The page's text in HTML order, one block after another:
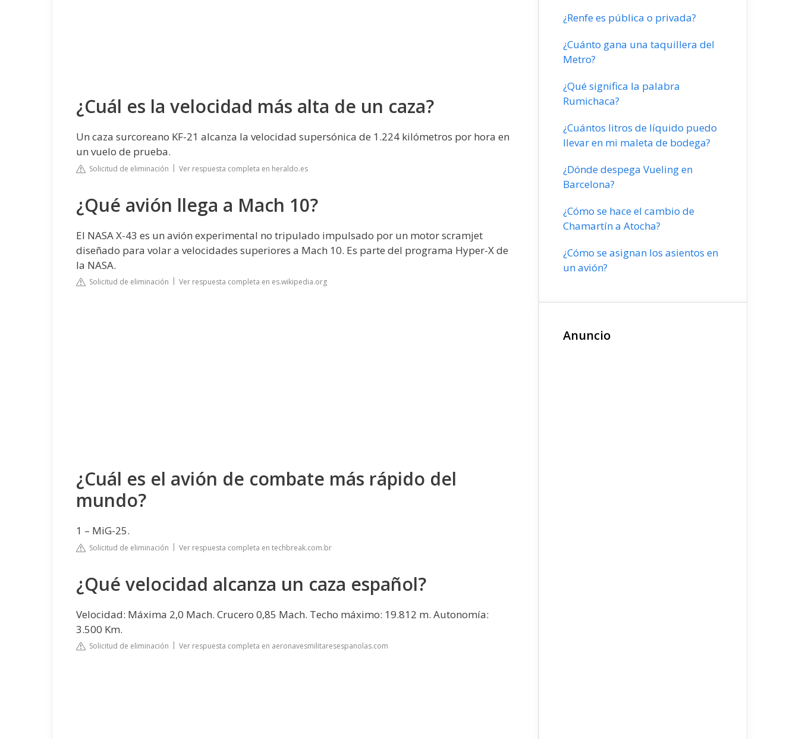
¿Cuál es la velocidad más alta de un caza?
Un caza surcoreano KF-21 alcanza la velocidad supersónica de 1.224 kilómetros por hora en
un vuelo de prueba.
Solicitud de eliminación Ver respuesta completa en heraldo.es
¿Qué avión llega a Mach 10?
El NASA X-43 es un avión experimental no tripulado impulsado por un motor scramjet
diseñado para volar a velocidades superiores a Mach 10. Es parte del programa Hyper-X de
la NASA.
Solicitud de eliminación Ver respuesta completa en es.wikipedia.org
¿Cuál es el avión de combate más rápido del
mundo?
1 – MiG-25.
Solicitud de eliminación Ver respuesta completa en techbreak.com.br
¿Qué velocidad alcanza un caza español?
Velocidad: Máxima 2,0 Mach. Crucero 0,85 Mach. Techo máximo: 19.812 m. Autonomía:
3.500 Km.
Solicitud de eliminación Ver respuesta completa en aeronavesmilitaresespanolas.com
¿Renfe es pública o privada?
¿Cuánto gana una taquillera del
Metro?
¿Qué significa la palabra
Rumichaca?
¿Cuántos litros de líquido puedo
llevar en mi maleta de bodega?
¿Dónde despega Vueling en
Barcelona?
¿Cómo se hace el cambio de
Chamartín a Atocha?
¿Cómo se asignan los asientos en
un avión?
Anuncio